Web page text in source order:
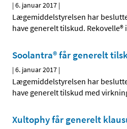
|6. januar 2017 |
Lægemiddelstyrelsen har
have generelt tilskud.
Soolantra® får generelt
|6. januar 2017 |
Lægemiddelstyrelsen har
have generelt tilskud med
Xultophy får generelt